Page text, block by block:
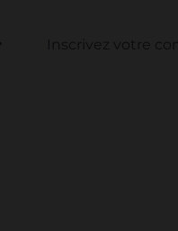
Inscrivez votre